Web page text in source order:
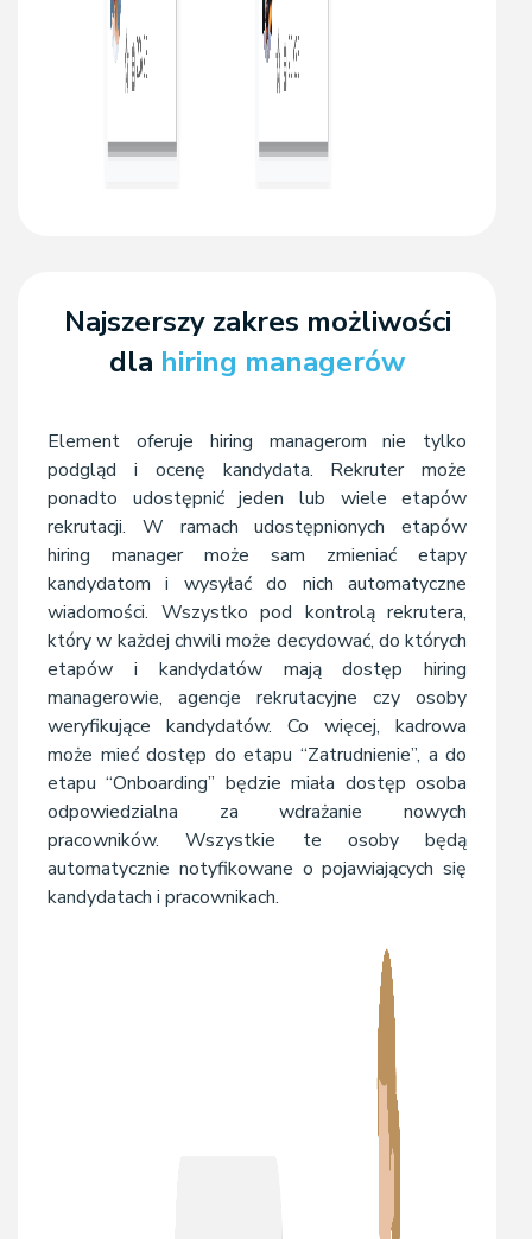
Najszerszy zakres możliwości
dla hiring managerów
Element oferuje hiring managerom nie tylko
podgląd i ocenę kandydata. Rekruter może
ponadto udostępnić jeden lub wiele etapów
rekrutacji. W ramach udostępnionych etapów
hiring manager może sam zmieniać etapy
kandydatom i wysyłać do nich automatyczne
wiadomości. Wszystko pod kontrolą rekrutera,
który w każdej chwili może decydować, do których
etapów i kandydatów mają dostęp hiring
managerowie, agencje rekrutacyjne czy osoby
weryfikujące kandydatów. Co więcej, kadrowa
może mieć dostęp do etapu “Zatrudnienie”, a do
etapu “Onboarding” będzie miała dostęp osoba
odpowiedzialna za wdrażanie nowych
pracowników. Wszystkie te osoby będą
automatycznie notyfikowane o pojawiających się
kandydatach i pracownikach.